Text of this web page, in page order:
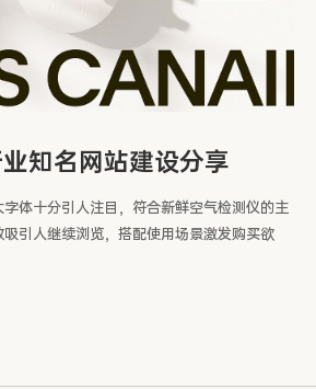
知名网站建设分享
体十分引人注目，符合新鲜空气检测仪的主
引人继续浏览，搭配使用场景激发购买欲